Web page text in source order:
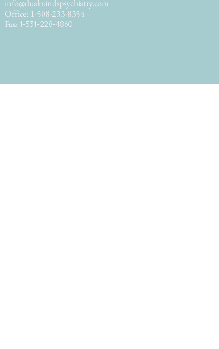
info@dualmindspsychiatry.com
Office: 1-508-233-8354
Fax:1-531-228-4860